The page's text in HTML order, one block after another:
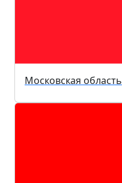
Московская область